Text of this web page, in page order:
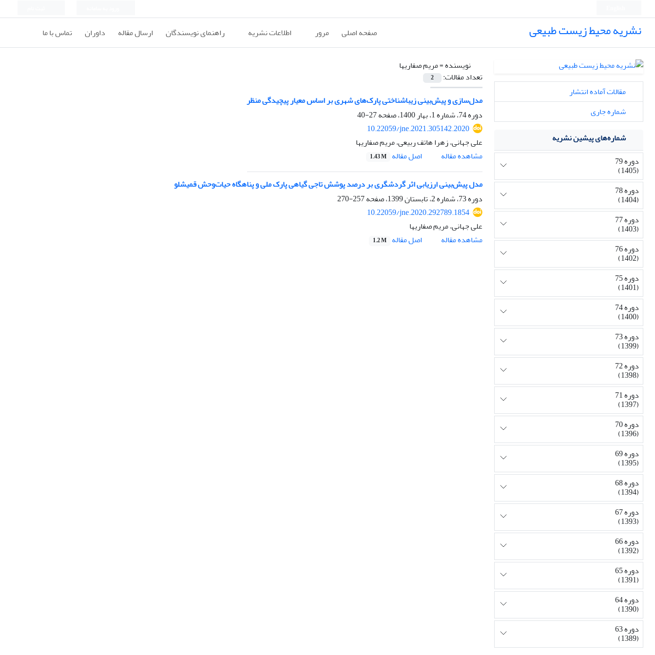
نشریه محیط زیست طبیعی صفحه اصلی مرور اطلاعات نشریه راهنمای نویسندگان ارسال مقاله داوران تماس با ما
نویسنده =مریم صفاریها
تعداد مقالات:
2
مدل‌سازی و پیش‌بینی زیباشناختی پارک‌های شهری بر اساس معیار پیچیدگی منظر
دوره 74، شماره 1، بهار 1400، صفحه
27-40
10.22059/jne.2021.305142.2020
علی جهانی، زهرا هاتف ربیعی، مریم صفاریها
مشاهده مقاله
اصل مقاله 1.43 M
مدل پیش‌بینی ارزیابی اثر گردشگری بر درصد پوشش تاجی گیاهی پارک ملی و پناهگاه حیات‌وحش قمیشلو
دوره 73، شماره 2، تابستان 1399، صفحه
257-270
10.22059/jne.2020.292789.1854
علی جهانی، مریم صفاریها
مشاهده مقاله
اصل مقاله 1.2 M
مقالات آماده انتشار
شماره جاری
شماره‌های پیشین نشریه
دوره 79
(1405)
دوره 78
(1404)
دوره 77
(1403)
دوره 76
(1402)
دوره 75
(1401)
دوره 74
(1400)
دوره 73
(1399)
دوره 72
(1398)
دوره 71
(1397)
دوره 70
(1396)
دوره 69
(1395)
دوره 68
(1394)
دوره 67
(1393)
دوره 66
(1392)
دوره 65
(1391)
دوره 64
(1390)
دوره 63
(1389)